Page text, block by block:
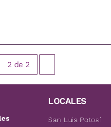
2de 2
LOCALES
San Luis Potosí